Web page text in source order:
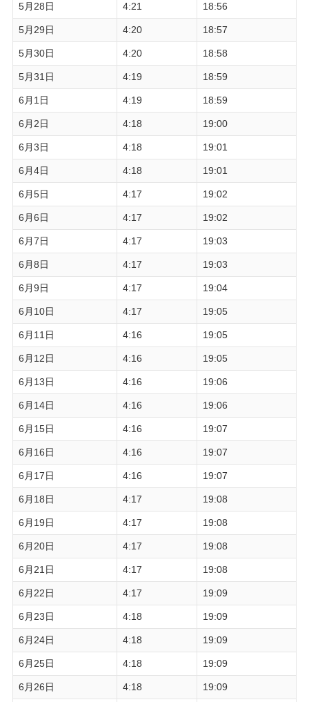
5月28日 4:21 18:56
5月29日 4:20 18:57
5月30日 4:20 18:58
5月31日 4:19 18:59
6月1日 4:19 18:59
6月2日 4:18 19:00
6月3日 4:18 19:01
6月4日 4:18 19:01
6月5日 4:17 19:02
6月6日 4:17 19:02
6月7日 4:17 19:03
6月8日 4:17 19:03
6月9日 4:17 19:04
6月10日 4:17 19:05
6月11日 4:16 19:05
6月12日 4:16 19:05
6月13日 4:16 19:06
6月14日 4:16 19:06
6月15日 4:16 19:07
6月16日 4:16 19:07
6月17日 4:16 19:07
6月18日 4:17 19:08
6月19日 4:17 19:08
6月20日 4:17 19:08
6月21日 4:17 19:08
6月22日 4:17 19:09
6月23日 4:18 19:09
6月24日 4:18 19:09
6月25日 4:18 19:09
6月26日 4:18 19:09